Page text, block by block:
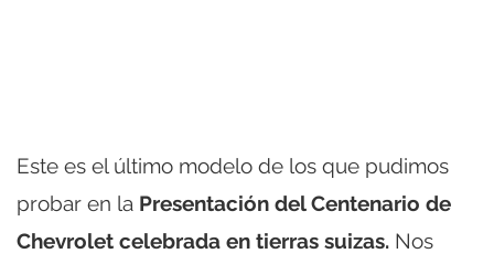
Este es el último modelo de los que pudimos
probar en la Presentación del Centenario de
Chevrolet celebrada en tierras suizas. Nos